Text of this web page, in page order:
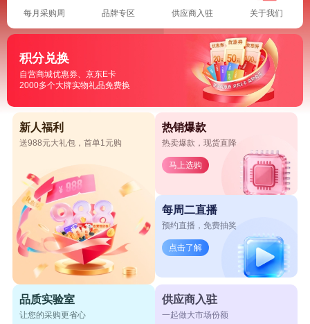
每月采购周 品牌专区 供应商入驻 关于我们
积分兑换
自营商城优惠券、京东E卡
2000多个大牌实物礼品免费换
新人福利
送988元大礼包，首单1元购
热销爆款
热卖爆款，现货直降
马上选购
每周二直播
预约直播，免费抽奖
点击了解
品质实验室
让您的采购更省心
供应商入驻
一起做大市场份额